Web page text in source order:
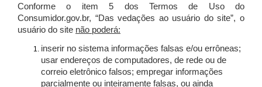
Conforme o item 5 dos Termos de Uso do
Consumidor.gov.br, “Das vedações ao usuário do site”, o
usuário do site não poderá:
inserir no sistema informações falsas e/ou errôneas;
usar endereços de computadores, de rede ou de
correio eletrônico falsos; empregar informações
parcialmente ou inteiramente falsas, ou ainda